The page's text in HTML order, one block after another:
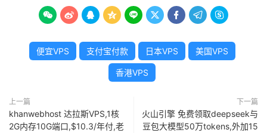
        
便宜VPS 支付宝付款 日本VPS 美国VPS
香港VPS
上一篇
khanwebhost 达拉斯VPS,1核
2G内存10G端口,$10.3/年付,老
下一篇
火山引擎 免费领取deepseek与
豆包大模型50万tokens,外加15